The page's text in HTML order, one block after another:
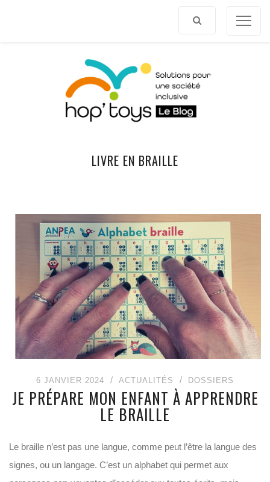
LIVRE EN BRAILLE
6 JANVIER 2024 ACTUALITÉS DOSSIERS
JE PRÉPARE MON ENFANT À APPRENDRE
LE BRAILLE
Le braille n’est pas une langue, comme peut l’être la langue des
signes, ou un langage. C’est un alphabet qui permet aux